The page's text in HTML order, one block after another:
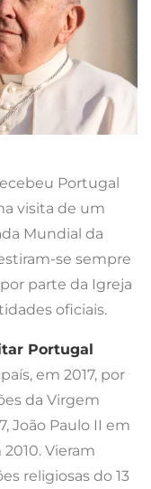
Portugal
visita de um
Mundial da
se sempre
parte da Igreja
oficiais.
Portugal
em 2017, por
da Virgem
João Paulo II em
2010. Vieram
religiosas do 13